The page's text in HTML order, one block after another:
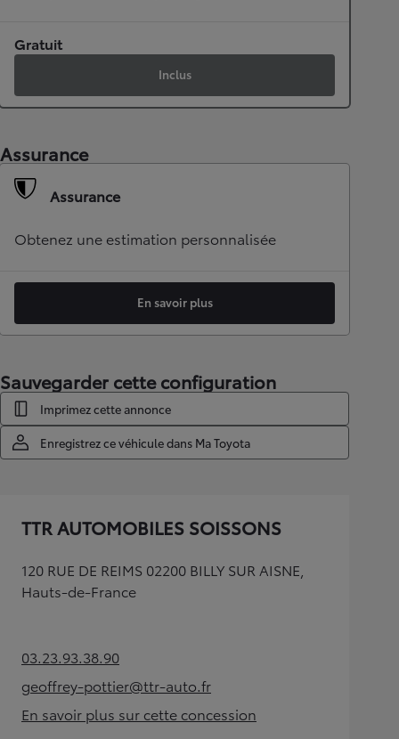
Gratuit
Inclus
Assurance
Assurance
Obtenez une estimation personnalisée
En savoir plus
Sauvegarder cette configuration
Imprimez cette annonce
Enregistrez ce véhicule dans Ma Toyota
TTR AUTOMOBILES SOISSONS
120 RUE DE REIMS 02200 BILLY SUR AISNE,
Hauts-de-France
03.23.93.38.90(Opens in new tab)
geoffrey-pottier@ttr-auto.fr
(Opens in new tab)
En savoir plus sur cette concession
(Opens in new tab)